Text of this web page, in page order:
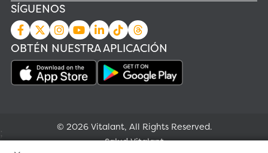
SÍGUENOS
OBTÉN NUESTRA APLICACIÓN
© 2026 Vitalant, All Rights Reserved.
Salud Vitalant
;